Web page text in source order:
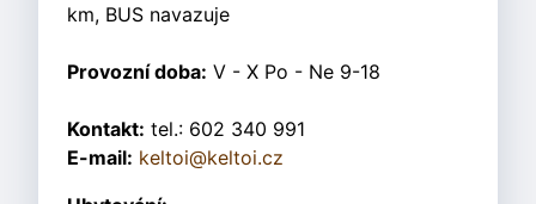
km, BUS navazuje
Provozní doba: V - X Po - Ne 9-18
Kontakt: tel.: 602 340 991
E-mail: keltoi@keltoi.cz